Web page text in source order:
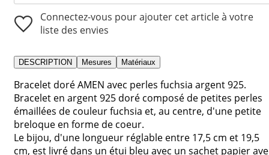
Connectez-vous pour ajouter cet article à votre
liste des envies
DESCRIPTION Mesures Matériaux
Bracelet doré AMEN avec perles fuchsia argent 925.
Bracelet en argent 925 doré composé de petites perles
émaillées de couleur fuchsia et, au centre, d'une petite
breloque en forme de coeur.
Le bijou, d'une longueur réglable entre 17,5 cm et 19,5
cm, est livré dans un étui bleu avec un sachet papier